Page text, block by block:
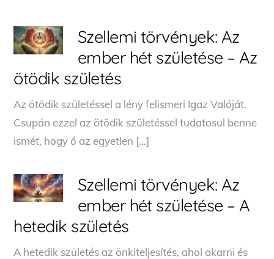
Szellemi törvények: Az
ember hét születése – Az
ötödik születés
Az ötödik születéssel a lény felismeri Igaz Valóját.
Csupán ezzel az ötödik születéssel tudatosul benne
ismét, hogy ő az egyetlen […]
Szellemi törvények: Az
ember hét születése – A
hetedik születés
A hetedik születés az önkiteljesítés, ahol akarni és